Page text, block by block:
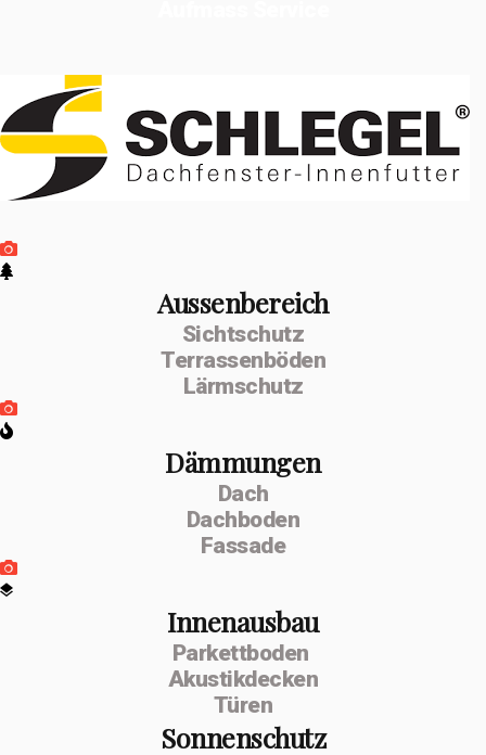
Aussenbereich
Sichtschutz
Terrassenböden
Lärmschutz
Dämmungen
Dach
Dachboden
Fassade
Innenausbau
Parkettboden
Akustikdecken
Türen
Sonnenschutz